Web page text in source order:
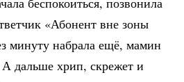
«Абонент вне зоны
минуту набрала ещё, мамин
дальше хрип, скрежет и